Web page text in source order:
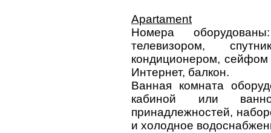
Apartament
Номера
телевизором,
кондиционером,
Интернет, балкон.
Ванная комната
кабиной или
принадлежностей,
и холодное